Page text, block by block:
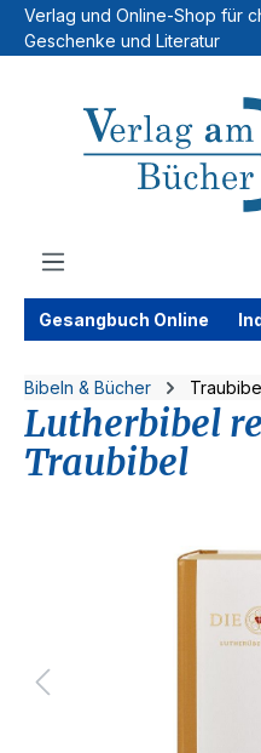
Zum Hauptinhalt springen
Verlag und Online-Shop für
Geschenke und Literatur
Gesangbuch Online
Bibeln & Bücher
Lutherbibel
Traubibel
Bildergalerie überspringen